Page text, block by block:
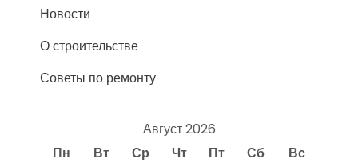
Новости
О строительстве
Советы по ремонту
Август 2026
Пн
Вт Ср Чт Пт Сб
Вс